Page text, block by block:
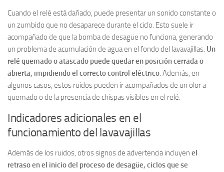
Cuando el relé está dañado, puede presentar un sonido constante o
un zumbido que no desaparece durante el ciclo. Esto suele ir
acompañado de que la bomba de desagüe no funciona, generando
un problema de acumulación de agua en el fondo del lavavajillas. Un
relé quemado o atascado puede quedar en posición cerrada o
abierta, impidiendo el correcto control eléctrico. Además, en
algunos casos, estos ruidos pueden ir acompañados de un olor a
quemado o de la presencia de chispas visibles en el relé.
Indicadores adicionales en el
funcionamiento del lavavajillas
Además de los ruidos, otros signos de advertencia incluyen el
retraso en el inicio del proceso de desagüe, ciclos que se